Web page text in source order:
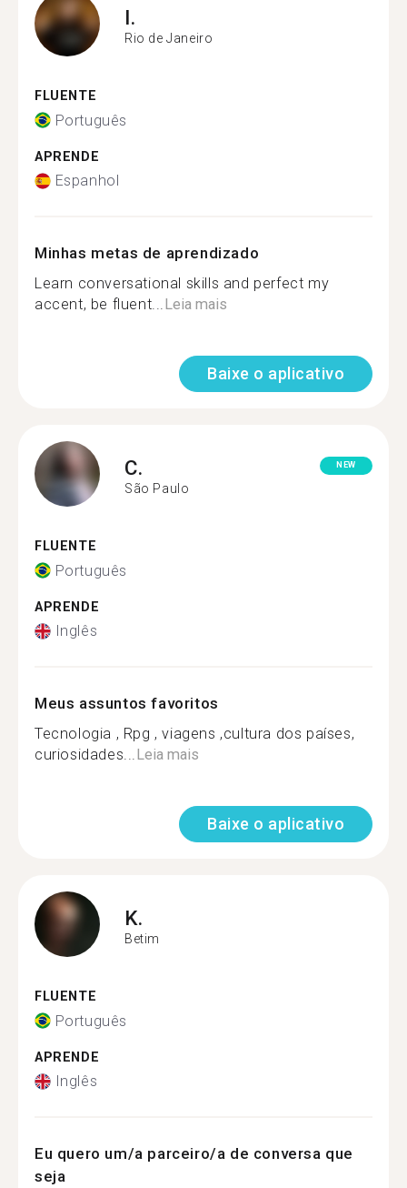
I.
Rio de Janeiro
FLUENTE
Português
APRENDE
Espanhol
Minhas metas de aprendizado
Learn conversational skills and perfect my
accent, be fluent...Leia mais
Baixe o aplicativo
C.
São Paulo
NEW
FLUENTE
Português
APRENDE
Inglês
Meus assuntos favoritos
Tecnologia , Rpg , viagens ,cultura dos países,
curiosidades...Leia mais
Baixe o aplicativo
K.
Betim
FLUENTE
Português
APRENDE
Inglês
Eu quero um/a parceiro/a de conversa que
seja